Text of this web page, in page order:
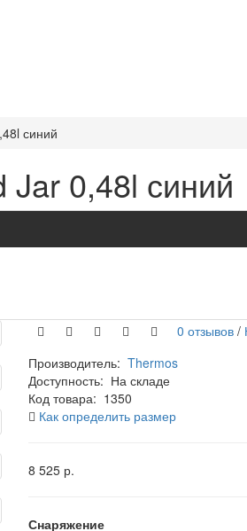
синий
0,48l синий
0 отзывов /
Производитель: Thermos
Доступность: На складе
Код товара: 1350
Как определить размер
8 525 р.
Снаряжение